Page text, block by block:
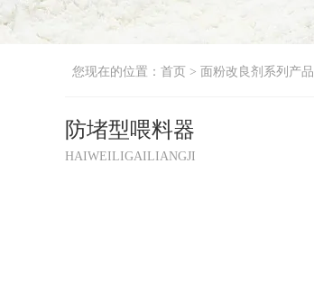
您现在的位置： 首页 > 面粉改良剂系列产品
防堵型喂料器
HAIWEILIGAILIANGJI